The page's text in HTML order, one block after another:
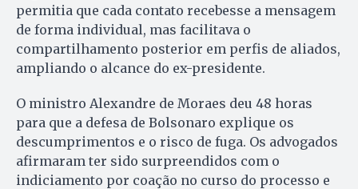
permitia que cada contato recebesse a mensagem
de forma individual, mas facilitava o
compartilhamento posterior em perfis de aliados,
ampliando o alcance do ex-presidente.
O ministro Alexandre de Moraes deu 48 horas
para que a defesa de Bolsonaro explique os
descumprimentos e o risco de fuga. Os advogados
afirmaram ter sido surpreendidos com o
indiciamento por coação no curso do processo e